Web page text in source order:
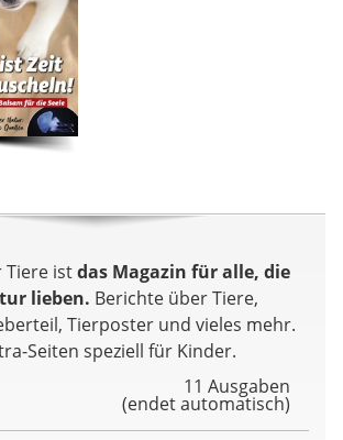
Tiere istdas Magazin für alle, die
lieben. Berichte über Tiere,
Tierposter und vieles mehr.
Seiten speziell für Kinder.
11 Ausgaben
(endet automatisch)